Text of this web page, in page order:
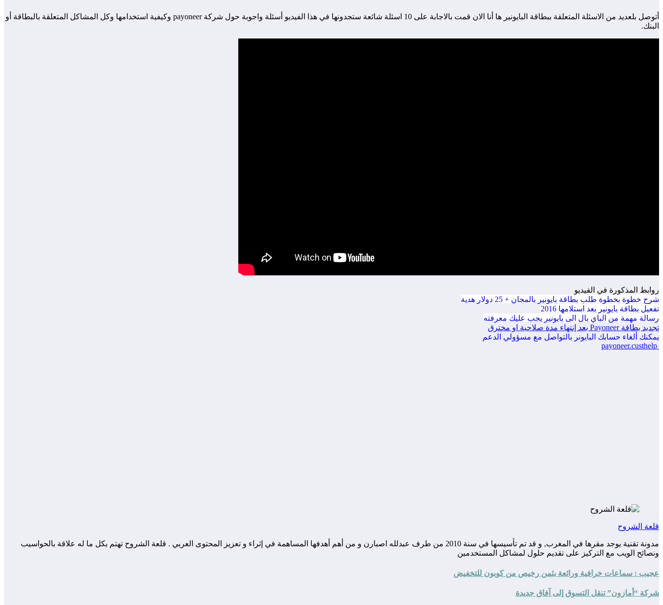
أتوصل بلعديد من الاسئلة المتعلقة ببطاقة البايونير ها أنا الان قمت بالاجابة على 10 اسئلة شائعة ستجدونها في هذا الفيديو أسئلة واجوبة حول شركة payoneer وكيفية استخدامها وكل المشاكل المتعلقة بالبطاقة أو
البنك.
روابط المذكورة في الفيديو
شرح خطوة بخطوة طلب بطاقة بايونير بالمجان + 25 دولار هدية
تفعيل بطاقة بايونير بعد استلامها 2016
رسالة مهمة من الباي بال الى بايونير يجب عليك معرفته
تجديد بطاقة Payoneer بعد إنتهاء مدة صلاحية او مخترق
يمكنك ألغاء حسابك البايونر بالتواصل مع مسؤولي الدعم
قلعة الشروح
مدونة تقنية يوجد مقرها في المغرب, و قد تم تأسيسها في سنة 2010 من طرف عبدلله اصبارن و من أهم أهدفها المساهمة في إثراء و تعزيز المحتوى العربي . قلعة الشروح تهتم بكل ما له علاقة بالحواسيب
ونصائح الويب مع التركيز على تقديم حلول لمشاكل المستخدمين
عجيب : سماعات خرافية ورائعة بثمن رخيص من كوبون للتخفيض
شركة “أمازون” تنقل التسوق إلى آفاق جديدة